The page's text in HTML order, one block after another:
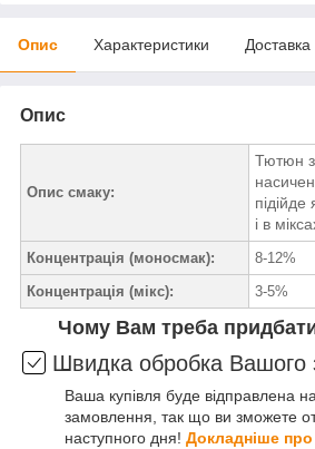
Опис Характеристики Доставка
Опис
Опис смаку:
Тютюн з
і в
Концентрація (моносмак):
8-12%
Концентрація (мікс):
3-5%
Чому Вам треба
Швидка обробка Вашого
Ваша купівля буде відправлена
замовлення, так що ви зможете
наступного дня! Докладніше